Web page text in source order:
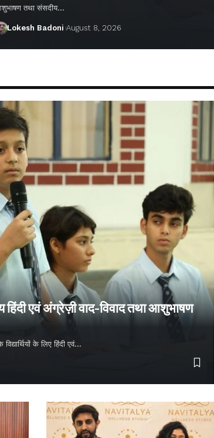
तथा संसदीय…
Lokesh Badoni August 8, 2026
एवं अंग्रेज़ी वाद-विवाद तथा आशुभाषण
के लिए हिंदी एवं…